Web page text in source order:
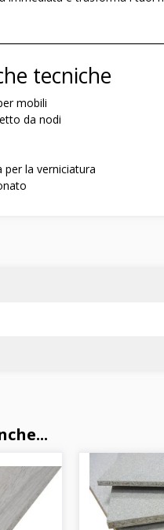
tecniche
mobili
da nodi
per la verniciatura